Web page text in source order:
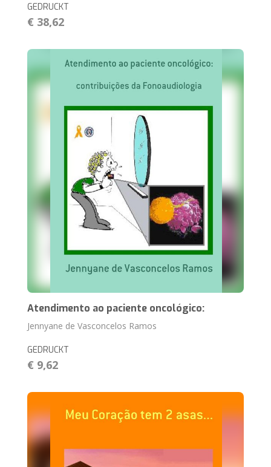
GEDRUCKT
€ 38,62
Atendimento ao paciente oncológico:
Jennyane de Vasconcelos Ramos
GEDRUCKT
€ 9,62